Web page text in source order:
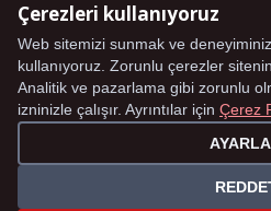
Tüm kredi karti bilgileriniz 2048 bit SSL
Çerezleri kullanıyoruz
Web sitemizi sunmak ve
kullanıyoruz. Zorunlu çerezler
Analitik ve pazarlama gibi zorunlu
izninizle çalışır. Ayrıntılar için Çerez